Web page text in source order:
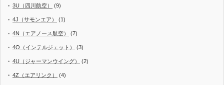
3U（四川航空） (9)
4J（サモンエア） (1)
4N（エアノース航空） (7)
4O（インテルジェット） (3)
4U（ジャーマンウイング） (2)
4Z（エアリンク） (4)